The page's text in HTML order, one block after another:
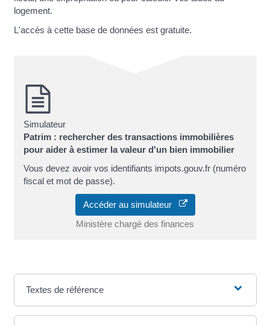
logement.
L'accès à cette base de données est gratuite.
Simulateur
Patrim : rechercher des transactions immobilières
pour aider à estimer la valeur d'un bien immobilier
Vous devez avoir vos identifiants impots.gouv.fr (numéro
fiscal et mot de passe).
Accéder au simulateur
Ministère chargé des finances
Textes de référence